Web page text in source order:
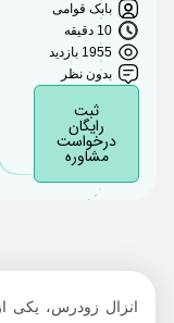
بابک قوامی
10 دقیقه
1955 بازدید
بدون نظر
رایگان
درخواست
مشاوره
انزال زودرس، یکی از